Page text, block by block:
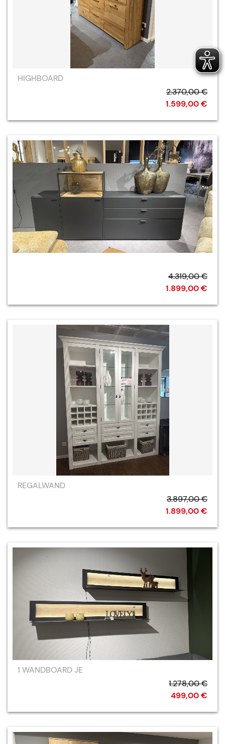
HIGHBOARD
2.370,00 €
1.599,00 €
4.319,00 €
1.899,00 €
REGALWAND
3.897,00 €
1.899,00 €
1 WANDBOARD JE
1.278,00 €
499,00 €